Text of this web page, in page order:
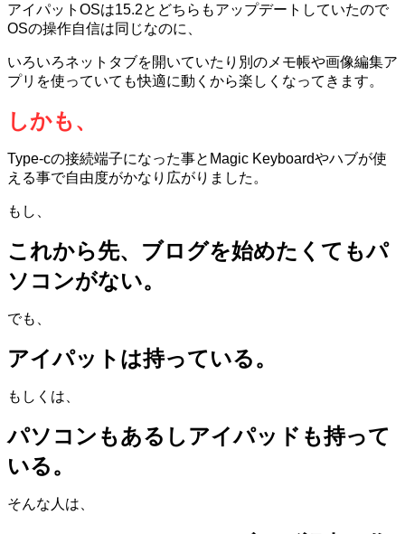
アイパットOSは15.2とどちらもアップデートしていたので
OSの操作自信は同じなのに、
いろいろネットタブを開いていたり別のメモ帳や画像編集ア
プリを使っていても快適に動くから楽しくなってきます。
しかも、
Type-cの接続端子になった事とMagic Keyboardやハブが使
える事で自由度がかなり広がりました。
もし、
これから先、ブログを始めたくてもパ
ソコンがない。
でも、
アイパットは持っている。
もしくは、
パソコンもあるしアイパッドも持って
いる。
そんな人は、